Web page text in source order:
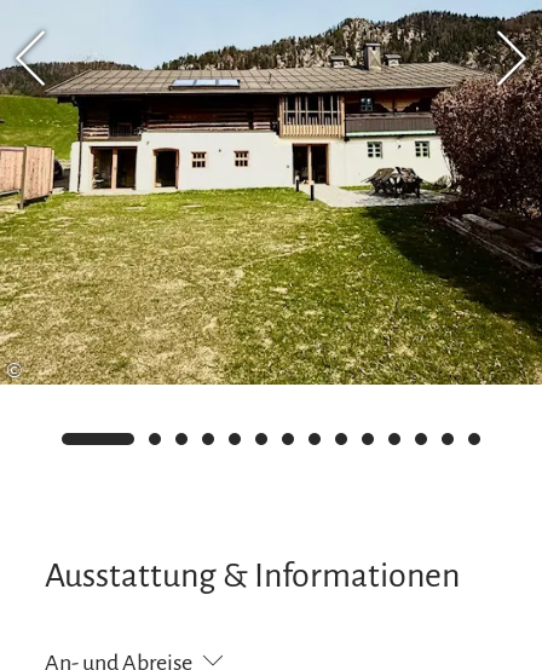
Hofes, welches im Ortskern von Reit im Winkl
steht, mit hervor. Leben konnten die Bewohner
von der Landwirtschaft allein jedoch nicht.
Haupteinnahmequelle wurde die ebenfalls auf
dem Areal angesiedelte Wagnerei.
Von 2022 bis Sommer 2025 wurde der Hof in
enger Abstimmung mit den Denkmalbehörden,
der Gemeinde Reit im Winkl und dem
zuständigen Bauamt aufwendig instandgesetzt.
Der Holzblock im ersten Obergeschoss wurde
bestmöglich freigelegt. Es folgte eine
umfassende Bestandsaufnahme mit detaillierten
©
Ausstattung & Informationen
An- und Abreise